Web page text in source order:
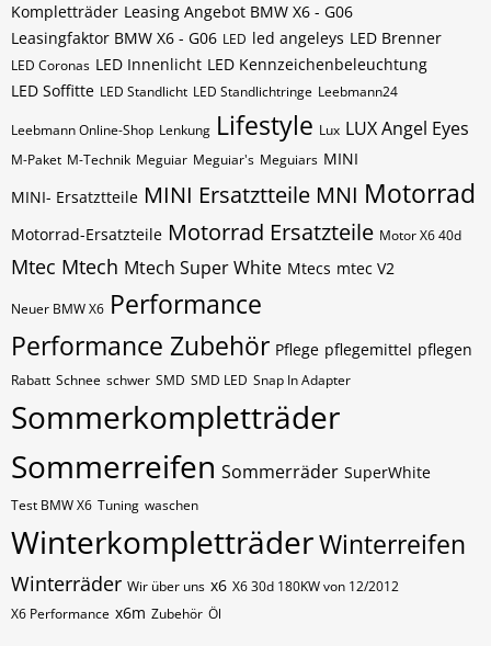
Kompletträder Leasing Angebot BMW X6 - G06
Leasingfaktor BMW X6 - G06 LED led angeleys LED Brenner
LED Coronas LED Innenlicht LED Kennzeichenbeleuchtung
LED Soffitte LED Standlicht LED Standlichtringe Leebmann24
Leebmann Online-Shop Lenkung Lifestyle Lux LUX Angel Eyes
M-Paket M-Technik Meguiar Meguiar's Meguiars MINI
MINI- Ersatztteile MINI Ersatztteile MNI Motorrad
Motorrad-Ersatzteile Motorrad Ersatzteile Motor X6 40d
Mtec Mtech Mtech Super White Mtecs mtec V2
Neuer BMW X6 Performance
Performance Zubehör Pflege pflegemittel pflegen
Rabatt Schnee schwer SMD SMD LED Snap In Adapter
Sommerkompletträder
Sommerreifen Sommerräder SuperWhite
Test BMW X6 Tuning waschen
WinterkompletträderWinterreifen
Winterräder Wir über uns x6 X6 30d 180KW von 12/2012
X6 Performance x6m Zubehör Öl